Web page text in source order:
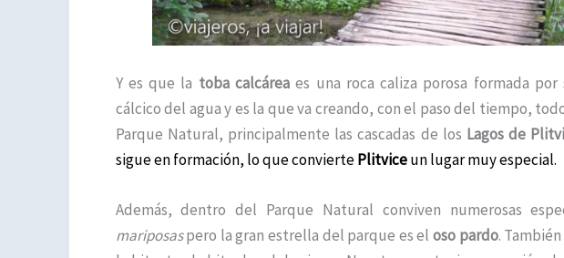
Y es que la toba calcáreaes una roca caliza porosa formada
cálcico del agua y es la que va creando, con el paso del tiempo,
Parque Natural, principalmente las cascadas de los Lagos de
sigue en formación, lo que convierte Plitviceun lugar muy especial.
Además, dentro del Parque Natural conviven numerosas
mariposaspero la gran estrella del parque es el oso pardo.